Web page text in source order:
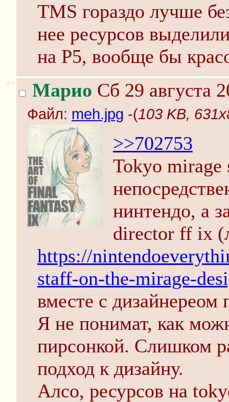
TMS гораздо лучше
нее ресурсов
на P5, вообще бы
>> Марио Сб 29 августа
Файл: meh.jpg -(103 KB,
>>702753
Tokyo mirage
нинтендо, а
director ff ix
https://
staff-on-the-mirage-
вместе с дизайнереом
Я не понимат, как
пирсонкой. Слишком
подход к дизайну.
Алсо, ресурсов на